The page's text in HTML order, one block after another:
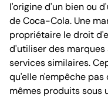
l'origine d'un bien ou
de Coca-Cola. Une
propriétaire le droit
d'utiliser des
services similaires.
qu'elle n'empêche
mêmes produits sous